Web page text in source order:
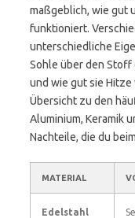
maßgeblich, wie gut
funktioniert.
unterschiedliche
Sohle über den
und wie gut sie
Übersicht zu den
Aluminium, Keramik
Nachteile, die du
MATERIAL
Edelstahl